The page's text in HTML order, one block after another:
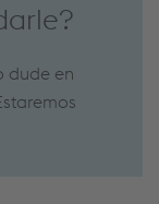
dude en